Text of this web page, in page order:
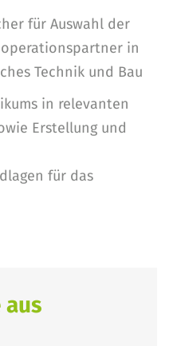
für Auswahl der
in
Technik und Bau
in relevanten
Erstellung und
für das
aus